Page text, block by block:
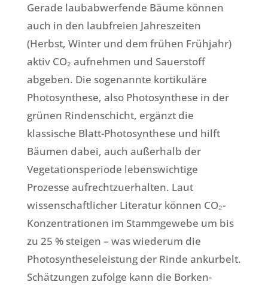
Gerade laubabwerfende Bäume können
auch in den laubfreien Jahreszeiten
(Herbst, Winter und dem frühen Frühjahr)
aktiv CO₂ aufnehmen und Sauerstoff
abgeben. Die sogenannte kortikuläre
Photosynthese, also Photosynthese in der
grünen Rindenschicht, ergänzt die
klassische Blatt-Photosynthese und hilft
Bäumen dabei, auch außerhalb der
Vegetationsperiode lebenswichtige
Prozesse aufrechtzuerhalten. Laut
wissenschaftlicher Literatur können CO₂-
Konzentrationen im Stammgewebe um bis
zu 25 % steigen – was wiederum die
Photosyntheseleistung der Rinde ankurbelt.
Schätzungen zufolge kann die Borken-